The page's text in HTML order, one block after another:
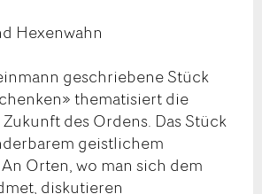
Hexenwahn
geschriebene Stück
thematisiert die
des Ordens. Das Stück
geistlichem
Orten, wo man sich dem
diskutieren